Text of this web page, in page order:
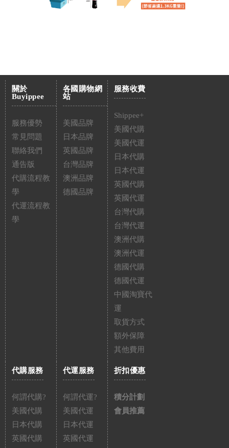
關於
Buyippee
服務優勢
常見問題
聯絡我們
通告版
代購流程教
學
代運流程教
學
各國購物網
站
美國品牌
日本品牌
英國品牌
台灣品牌
澳洲品牌
德國品牌
服務收費
Shippee+
美國代購
美國代運
日本代購
日本代運
英國代購
英國代運
台灣代購
台灣代運
澳洲代購
澳洲代運
德國代購
德國代運
中國淘寶代
運
取貨方式
額外保障
其他費用
代購服務
何謂代購?
美國代購
日本代購
英國代購
代運服務
何謂代運?
美國代運
日本代運
英國代運
折扣優惠
積分計劃
會員推薦